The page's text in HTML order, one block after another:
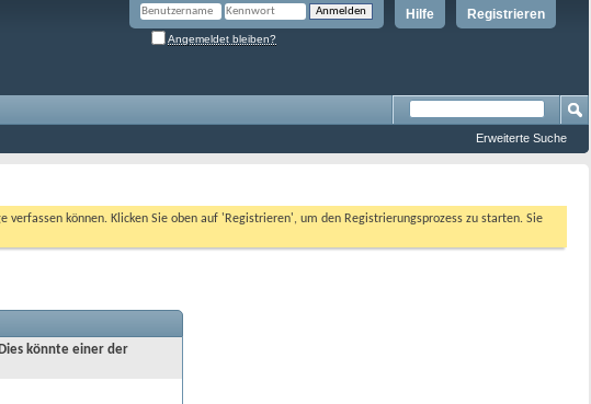
Registrieren
Hilfe
Angemeldet bleiben?
Erweiterte Suche
verfassen können. Klicken Sie oben auf 'Registrieren', um den Registrierungsprozess zu starten. Sie
könnte einer der